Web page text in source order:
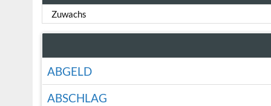
Zuwachs
ABGELD
ABSCHLAG